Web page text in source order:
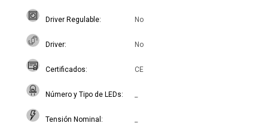
Driver Regulable No
Driver No
Certificados CE
Número y Tipo de LEDs
Tensión Nominal